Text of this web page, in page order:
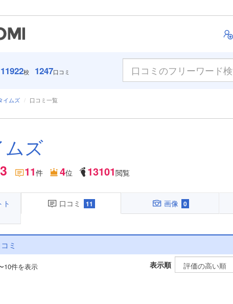
11922校 1247口コミ
イムズ 口コミ一覧
ムズ
11件 4位 13101閲覧
ト
口コミ 11 画像 0
ミ
10件を表示 表示順